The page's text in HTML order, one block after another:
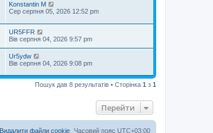
Konstantin M
Сер серпня 05, 2026 12:52 pm
UR5FFR
Вів серпня 04, 2026 9:57 pm
Ur5ydw
Вів серпня 04, 2026 9:08 pm
Пошук дав 8 результатів • Сторінка 1 з 1
Перейти
Часовий пояс UTC+03:00
Видалити файли cookie